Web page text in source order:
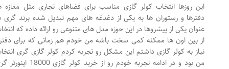
این روزها انتخاب کولر گازی مناسب برای فضاهای تجاری مثل مغازه ها
دفترها و رستوران ها به یکی از دغدغه های مهم تبدیل شده برند گری به
عنوان یکی از پیشروها در این حوزه مدل های متنوعی رو ارائه داده که انتخاب
از بین اون ها ممکنه کمی سخت باشه من خودم هم زمانی که برای دفترم
نیاز به کولر گازی داشتم این مشکل رو تجربه کردم کولر گازی گری انتخاب
من بود و در ادامه تجربه خودم رو از خرید کولر گازی 18000 اینورتر گری